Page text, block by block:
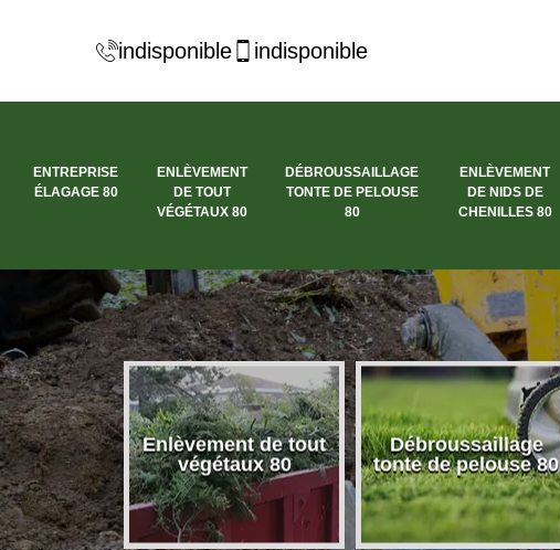
indisponible indisponible
ENTREPRISE
ÉLAGAGE 80
ENLÈVEMENT
DE TOUT
VÉGÉTAUX 80
DÉBROUSSAILLAGE
TONTE DE PELOUSE
80
ENLÈVEMENT
DE NIDS DE
CHENILLES 80
élagage
Enlèvement de tout
végétaux 80
Débroussaillage
tonte de pelouse 80